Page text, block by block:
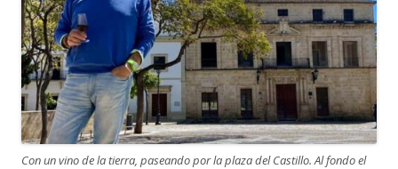
Con un vino de la tierra, paseando por la plaza del Castillo. Al fondo el